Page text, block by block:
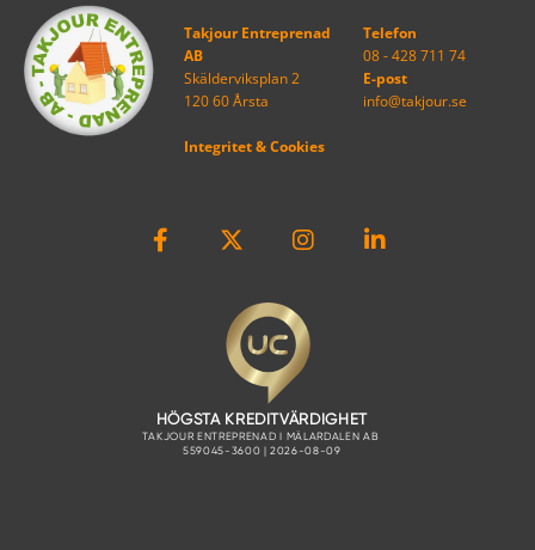
Takjour Entreprenad
AB
Skälderviksplan 2
120 60 Årsta
Integritet & Cookies
Telefon
08 - 428 711 74
E-post
info@takjour.se